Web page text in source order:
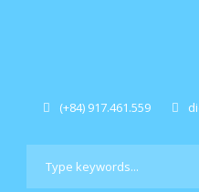
(+84) 917.461.559